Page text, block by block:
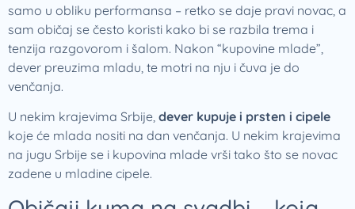
samo u obliku performansa – retko se daje pravi novac, a
sam običaj se često koristi kako bi se razbila trema i
tenzija razgovorom i šalom. Nakon “kupovine mlade”,
dever preuzima mladu, te motri na nju i čuva je do
venčanja.
U nekim krajevima Srbije, dever kupuje i prsten i cipele
koje će mlada nositi na dan venčanja. U nekim krajevima
na jugu Srbije se i kupovina mlade vrši tako što se novac
zadene u mladine cipele.